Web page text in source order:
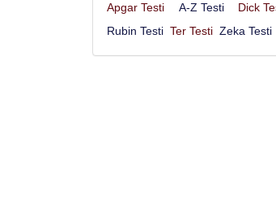
Apgar Testi A-Z Testi Dick
Rubin Testi Ter Testi Zeka Testi